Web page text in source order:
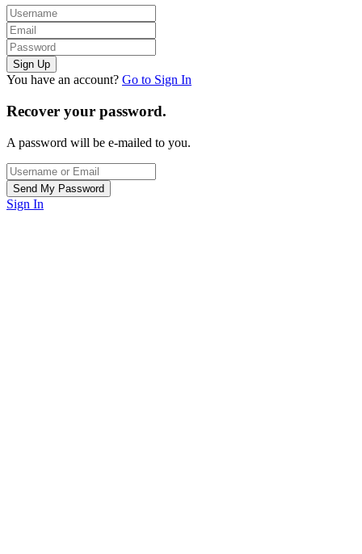
You have an account? Go to Sign In
Recover your password.
A password will be e-mailed to you.
Sign In